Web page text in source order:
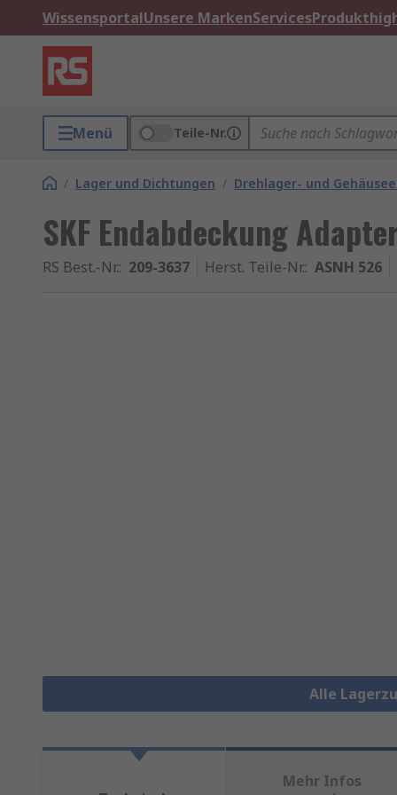
WissensportalUnsere MarkenServices
Menü Teile-Nr.
/ Lager und Dichtungen / Drehlager- und
SKF Endabdeckung
RS Best.-Nr.: 209-3637 Herst. Teile-Nr.: ASNH 526
Alle
Mehr Infos